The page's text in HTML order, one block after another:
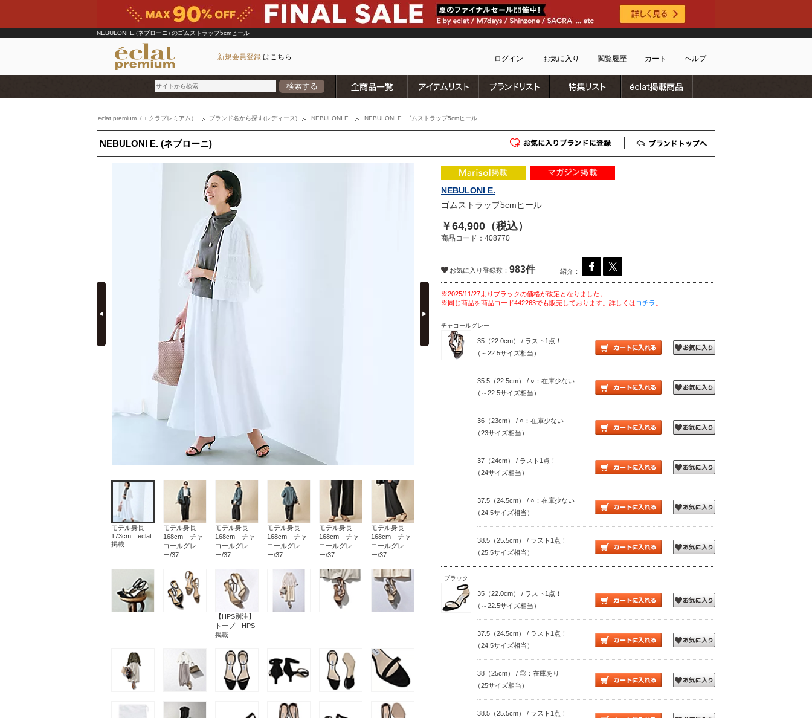
NEBULONI E.(ネブローニ) のゴムストラップ5cmヒール
新規会員登録 はこちら ログイン お気に入り 閲覧履歴 カート ヘルプ
キャンセルについて
返品・交換について
検索する
ブランド
カテゴリ
雑誌掲載アイテム
雑誌･書籍(一緒に買うと送料無料)
定期購読
eclat premium（エクラプレミアム） ブランド名から探す(レディース) NEBULONI E. NEBULONI E. ゴムストラップ5cmヒール
NEBULONI E. (ネブローニ)
お気に入りブランド登録
モデル身長
173cm eclat
掲載
モデル身長
168cm チャ
コールグレ
ー/37
モデル身長
168cm チャ
コールグレ
ー/37
モデル身長
168cm チャ
コールグレ
ー/37
モデル身長
168cm チャ
コールグレ
ー/37
モデル身長
168cm チャ
コールグレ
ー/37
【HPS別注】
トープ HPS
掲載
NEBULONI E.
ゴムストラップ5cmヒール
￥64,900（税込）
商品コード：408770
お気に入り登録数： 983件 紹介：
※2025/11/27よりブラックの価格が改定となりました。
※同じ商品を商品コード442263でも販売しております。詳しくは コチラ 。
チャコールグレー
35（22.0cm） / ラスト1点！
（～22.5サイズ相当）
35.5（22.5cm） / ○：在庫少ない
（～22.5サイズ相当）
36（23cm） / ○：在庫少ない
（23サイズ相当）
37（24cm） / ラスト1点！
（24サイズ相当）
37.5（24.5cm） / ○：在庫少ない
（24.5サイズ相当）
38.5（25.5cm） / ラスト1点！
（25.5サイズ相当）
ブラック
35（22.0cm） / ラスト1点！
（～22.5サイズ相当）
37.5（24.5cm） / ラスト1点！
（24.5サイズ相当）
38（25cm） / ◎：在庫あり
（25サイズ相当）
38.5（25.5cm） / ラスト1点！